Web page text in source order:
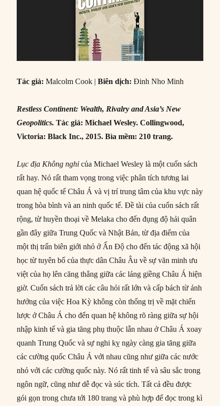
Tác giả: Malcolm Cook |Biên dịch: Đinh Nho Minh
Restless Continent: Wealth, Rivalry and Asia’s New
Geopolitics.Tác giả: Michael Wesley. Collingwood,
Victoria: Black Inc., 2015. Bìa mềm: 210 trang.
Lục địa Không nghỉcủa Michael Wesley là một cuốn sách
rất hay. Nó rất tham vọng trong việc phân tích tương lai
quan hệ quốc tế Châu Á và vị trí trung tâm của khu vực này
trong hòa bình và an ninh quốc tế. Đề tài của cuốn sách rất
rộng, từ huyền thoại về Melaka cho đến đụng độ hải quân
gần đây giữa Trung Quốc và Nhật Bản, từ địa điểm của
một thị trấn biên giới nhỏ ở Ấn Độ cho đến tác động xã hội
học từ tuyên bố của thực dân Châu Âu về sự văn minh ưu
việt của họ lên căng thẳng giữa các láng giềng Châu Á hiện
giờ. Cuốn sách trả lời các câu hỏi rất lớn và cấp bách từ ảnh
hưởng của việc Hoa Kỳ không còn thống trị về mặt chiến
lược ở Châu Á cho đến quan hệ không rõ ràng giữa sự hội
nhập kinh tế và gia tăng phụ thuộc lẫn nhau ở Châu Á xoay
quanh Trung Quốc và sự nghi kỵ ngày càng gia tăng giữa
các cường quốc Châu Á với nhau cũng như giữa các nước
nhỏ với các cường quốc này. Nó rất tinh tế và sâu sắc trong
ngôn ngữ, cũng như dễ đọc và súc tích. Tất cả đều được
gói gọn trong chưa tới 180 trang và phù hợp để đọc trong kì